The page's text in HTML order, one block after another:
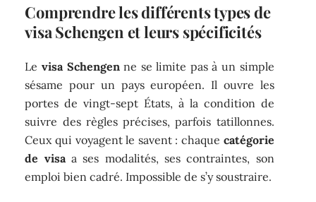
Comprendre les différents types de
visa Schengen et leurs spécificités
Le visa Schengenne se limite pas à un simple
sésame pour un pays européen. Il ouvre les
portes de vingt-sept États, à la condition de
suivre des règles précises, parfois tatillonnes.
Ceux qui voyagent le savent : chaque catégorie
de visaa ses modalités, ses contraintes, son
emploi bien cadré. Impossible de s’y soustraire.